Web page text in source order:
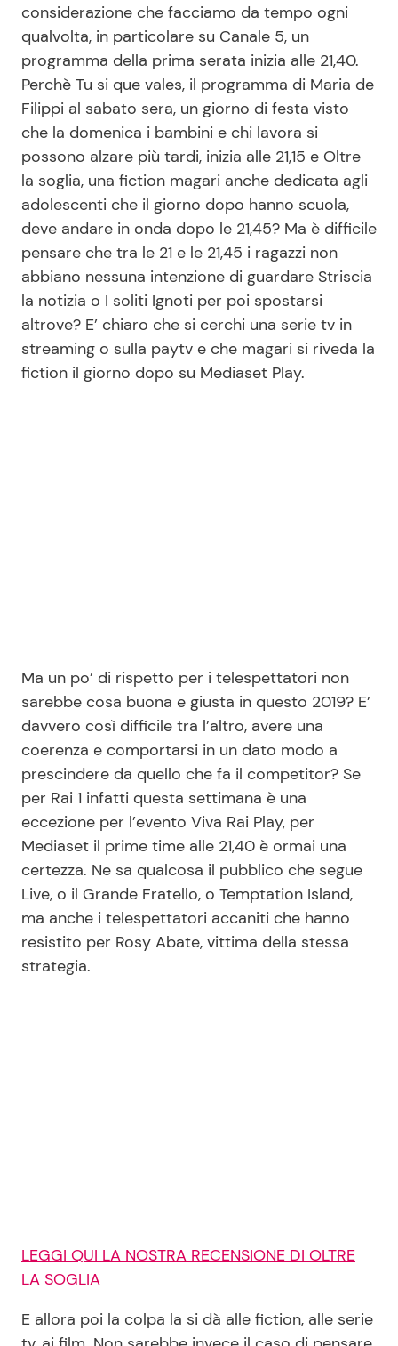
Redazione
Contattaci
Pubblicità
Privacy Policy
considerazione che facciamo da tempo ogni
qualvolta, in particolare su Canale 5, un
programma della prima serata inizia alle 21,40.
Perchè Tu si que vales, il programma di Maria de
Filippi al sabato sera, un giorno di festa visto
che la domenica i bambini e chi lavora si
possono alzare più tardi, inizia alle 21,15 e Oltre
la soglia, una fiction magari anche dedicata agli
adolescenti che il giorno dopo hanno scuola,
deve andare in onda dopo le 21,45? Ma è difficile
pensare che tra le 21 e le 21,45 i ragazzi non
abbiano nessuna intenzione di guardare Striscia
la notizia o I soliti Ignoti per poi spostarsi
altrove? E’ chiaro che si cerchi una serie tv in
streaming o sulla paytv e che magari si riveda la
fiction il giorno dopo su Mediaset Play.
Ma un po’ di rispetto per i telespettatori non
sarebbe cosa buona e giusta in questo 2019? E’
davvero così difficile tra l’altro, avere una
coerenza e comportarsi in un dato modo a
prescindere da quello che fa il competitor? Se
per Rai 1 infatti questa settimana è una
eccezione per l’evento Viva Rai Play, per
Mediaset il prime time alle 21,40 è ormai una
certezza. Ne sa qualcosa il pubblico che segue
Live, o il Grande Fratello, o Temptation Island,
ma anche i telespettatori accaniti che hanno
resistito per Rosy Abate, vittima della stessa
strategia.
LEGGI QUI LA NOSTRA RECENSIONE DI OLTRE
LA SOGLIA
E allora poi la colpa la si dà alle fiction, alle serie